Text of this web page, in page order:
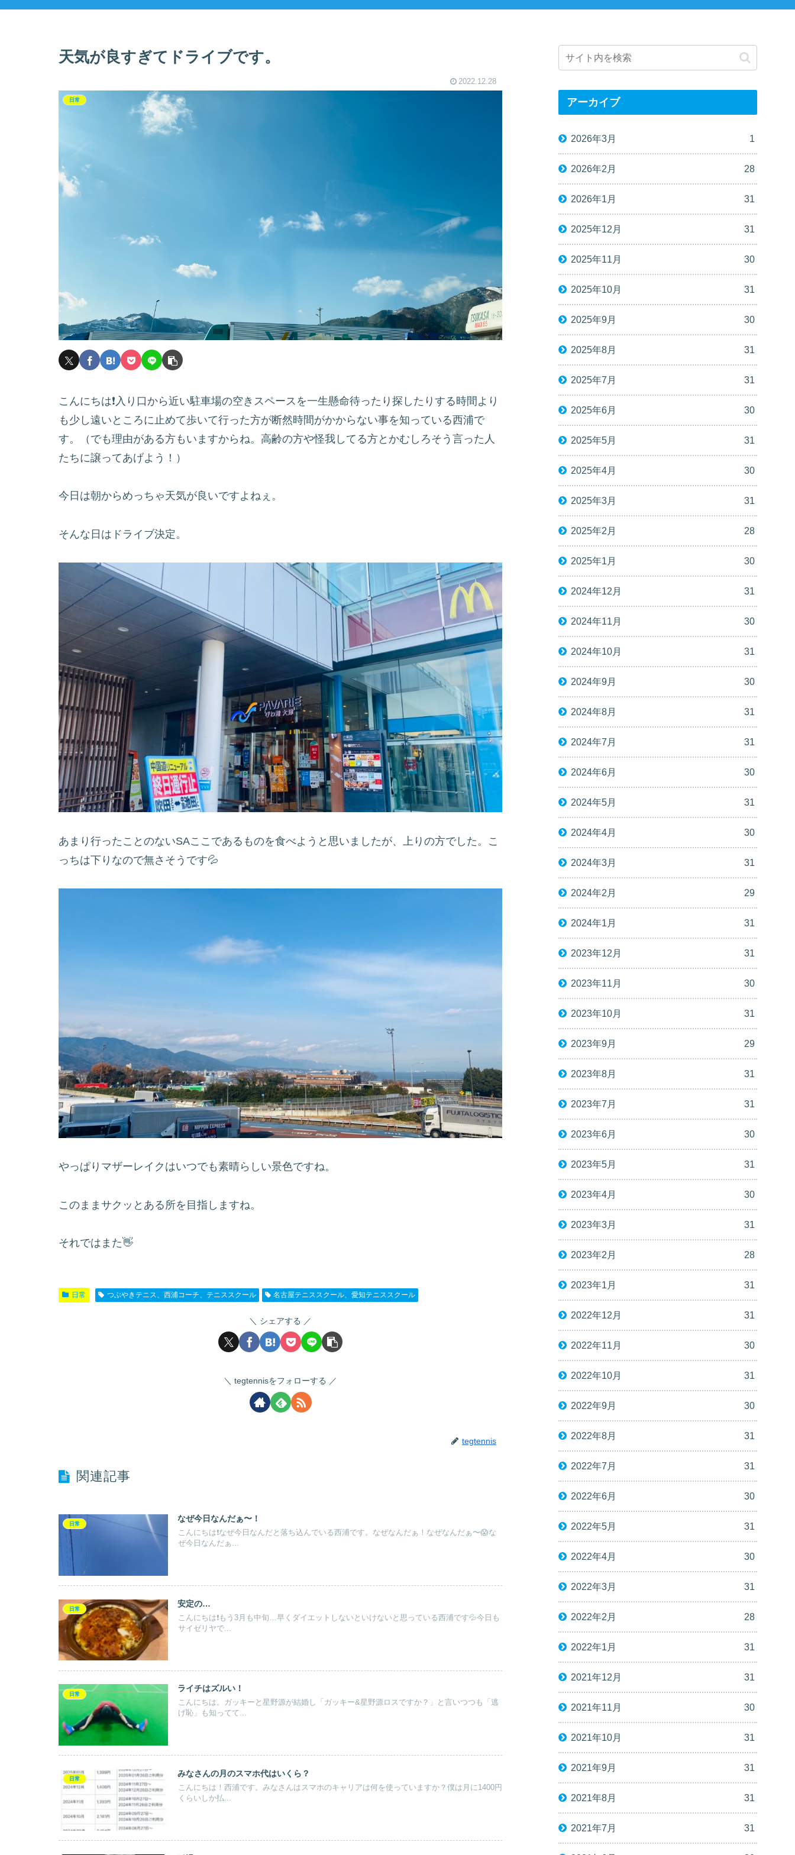
天気が良すぎてドライブです。
2022.12.28
日常
こんにちは❗️入り口から近い駐車場の空きスペースを一生懸命待ったり探したりする時間より
も少し遠いところに止めて歩いて行った方が断然時間がかからない事を知っている西浦で
す。（でも理由がある方もいますからね。高齢の方や怪我してる方とかむしろそう言った人
たちに譲ってあげよう！）
今日は朝からめっちゃ天気が良いですよねぇ。
そんな日はドライブ決定。
あまり行ったことのないSAここであるものを食べようと思いましたが、上りの方でした。こ
っちは下りなので無さそうです💦
やっぱりマザーレイクはいつでも素晴らしい景色ですね。
このままサクッとある所を目指しますね。
それではまた👋
日常 つぶやきテニス、西浦コーチ、テニススクール 名古屋テニススクール、愛知テニススクール
シェアする
tegtennisをフォローする
tegtennis
関連記事
日常
なぜ今日なんだぁ〜！
こんにちは❗️なぜ今日なんだと落ち込んでいる西浦です。なぜなんだぁ！なぜなんだぁ〜😱な
ぜ今日なんだぁ...
日常
安定の…
こんにちは❗️もう3月も中旬…早くダイエットしないといけないと思っている西浦です💦今日も
サイゼリヤで...
日常
ライチはズルい！
こんにちは。ガッキーと星野源が結婚し「ガッキー&星野源ロスですか？」と言いつつも「逃
げ恥」も知ってて...
日常
みなさんの月のスマホ代はいくら？
こんにちは！西浦です。みなさんはスマホのキャリアは何を使っていますか？僕は月に1400円
くらいしか払...
アーカイブ
2026年3月 1
2026年2月 28
2026年1月 31
2025年12月 31
2025年11月 30
2025年10月 31
2025年9月 30
2025年8月 31
2025年7月 31
2025年6月 30
2025年5月 31
2025年4月 30
2025年3月 31
2025年2月 28
2025年1月 30
2024年12月 31
2024年11月 30
2024年10月 31
2024年9月 30
2024年8月 31
2024年7月 31
2024年6月 30
2024年5月 31
2024年4月 30
2024年3月 31
2024年2月 29
2024年1月 31
2023年12月 31
2023年11月 30
2023年10月 31
2023年9月 29
2023年8月 31
2023年7月 31
2023年6月 30
2023年5月 31
2023年4月 30
2023年3月 31
2023年2月 28
2023年1月 31
2022年12月 31
2022年11月 30
2022年10月 31
2022年9月 30
2022年8月 31
2022年7月 31
2022年6月 30
2022年5月 31
2022年4月 30
2022年3月 31
2022年2月 28
2022年1月 31
2021年12月 31
2021年11月 30
2021年10月 31
2021年9月 31
2021年8月 31
2021年7月 31